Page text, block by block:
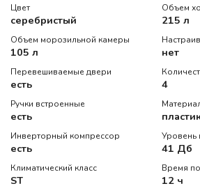
Цвет
серебристый
Объем
215 л
Объем морозильной камеры
105 л нет
Перевешиваемые двери
есть 4
Ручки встроенные
есть
Инверторный компрессор
есть
Уровень
41 Дб
Климатический класс
ST
Время
12 ч